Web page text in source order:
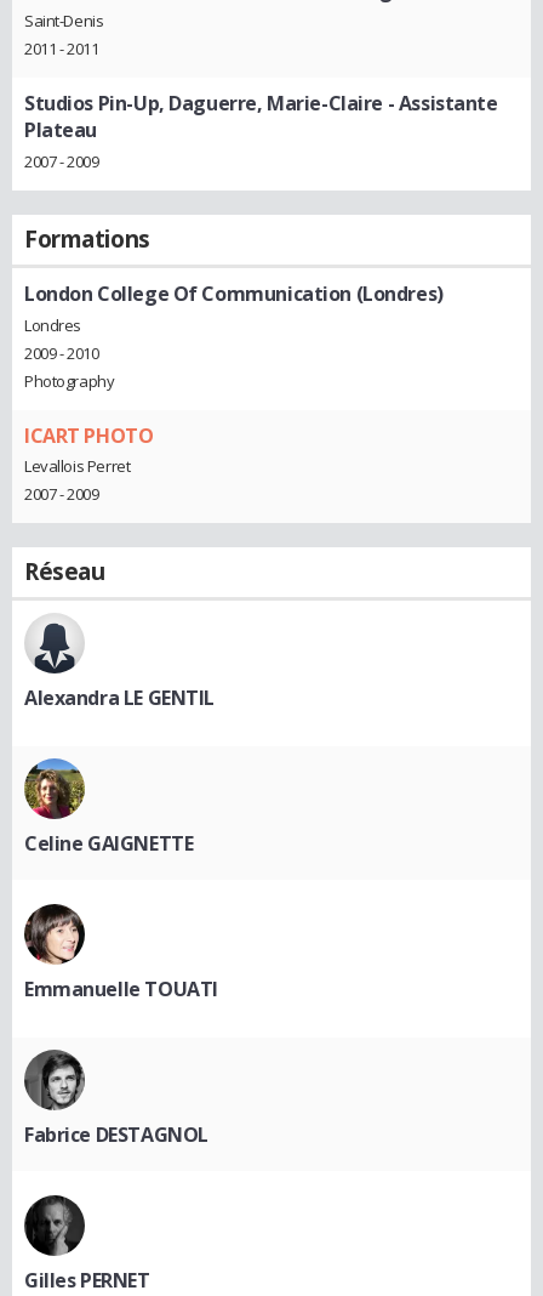
Saint-Denis
2011 - 2011
Studios Pin-Up, Daguerre, Marie-Claire - Assistante
Plateau
2007 - 2009
Formations
London College Of Communication (Londres)
Londres
2009 - 2010
Photography
ICART PHOTO
Levallois Perret
2007 - 2009
Réseau
Alexandra LE GENTIL
Celine GAIGNETTE
Emmanuelle TOUATI
Fabrice DESTAGNOL
Gilles PERNET